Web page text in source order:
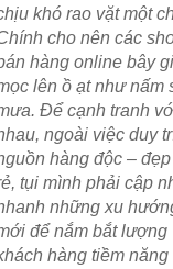
khó rao vặt một
cho nên các
hàng online bây
lên ồ ạt như nấm
Để cạnh tranh
ngoài việc duy
hàng độc –
tụi mình phải cập
những xu
để nắm bắt lượng
hàng tiềm năng